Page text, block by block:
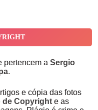
pertencem a Sergio
.
e cópia das fotos
de Copyright e as